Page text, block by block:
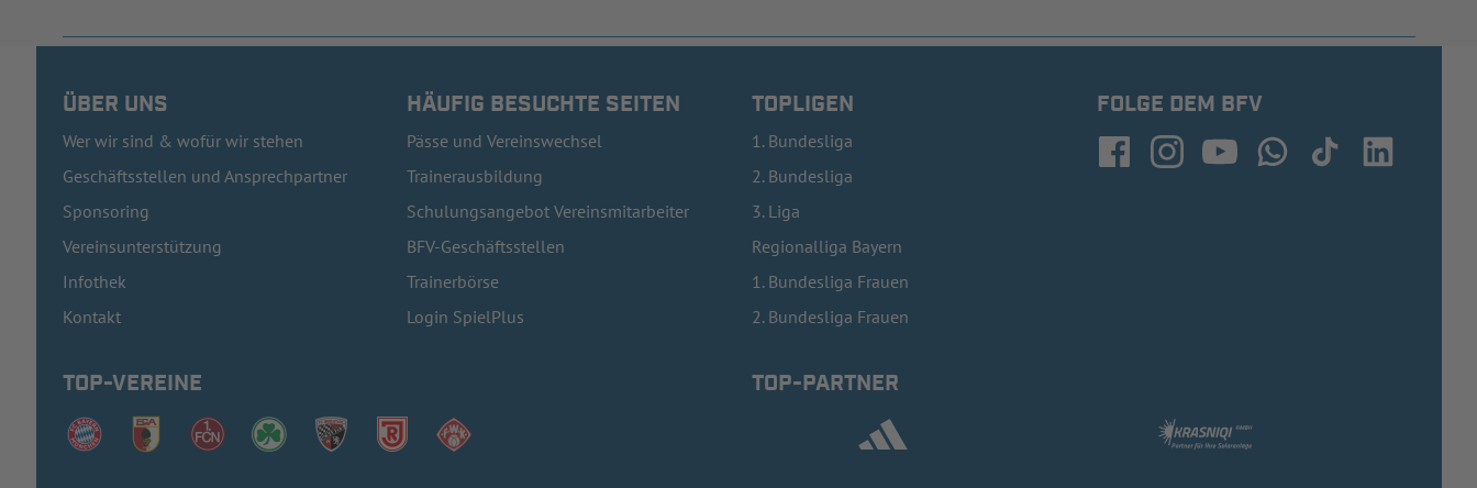
ÜBER UNS
Wer wir sind & wofür wir stehen
Geschäftsstellen und Ansprechpartner
Sponsoring
Vereinsunterstützung
Infothek
Kontakt
HÄUFIG BESUCHTE SEITEN
Pässe und Vereinswechsel
Trainerausbildung
Schulungsangebot Vereinsmitarbeiter
BFV-Geschäftsstellen
Trainerbörse
Login SpielPlus
TOPLIGEN
1. Bundesliga
2. Bundesliga
3. Liga
Regionalliga Bayern
1. Bundesliga Frauen
2. Bundesliga Frauen
FOLGE DEM BFV
TOP-VEREINE TOP-PARTNER